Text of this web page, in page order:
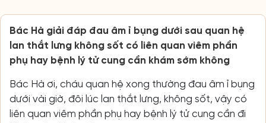
Bác Hà giải đáp đau âm ỉ bụng dưới sau quan hệ
lan thắt lưng không sốt có liên quan viêm phần
phụ hay bệnh lý tử cung cần khám sớm không
Bác Hà ơi, cháu quan hệ xong thường đau âm ỉ bụng
dưới vài giờ, đôi lúc lan thắt lưng, không sốt, vậy có
liên quan viêm phần phụ hay bệnh lý tử cung cần đi